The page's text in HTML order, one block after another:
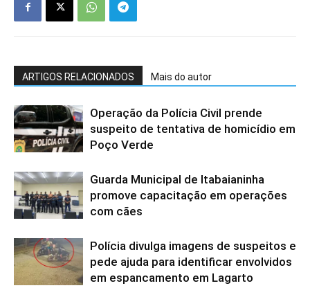
ARTIGOS RELACIONADOS Mais do autor
Operação da Polícia Civil prende
suspeito de tentativa de homicídio em
Poço Verde
Guarda Municipal de Itabaianinha
promove capacitação em operações
com cães
Polícia divulga imagens de suspeitos e
pede ajuda para identificar envolvidos
em espancamento em Lagarto